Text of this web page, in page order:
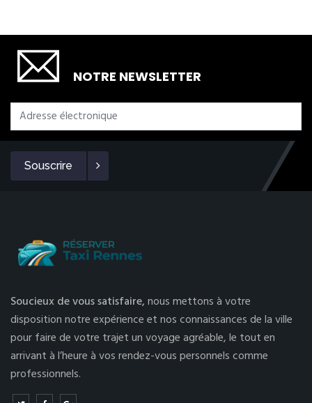
NOTRE NEWSLETTER
Souscrire
Soucieux de vous satisfaire,nous mettons à votre
disposition notre expérience et nos connaissances de la ville
pour faire de votre trajet un voyage agréable, le tout en
arrivant à l’heure à vos rendez-vous personnels comme
professionnels.